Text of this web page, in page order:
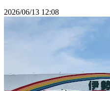
2026/06/13 12:08